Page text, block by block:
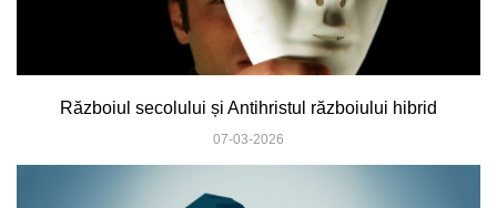
Războiul secolului și Antihristul războiului hibrid
07-03-2026